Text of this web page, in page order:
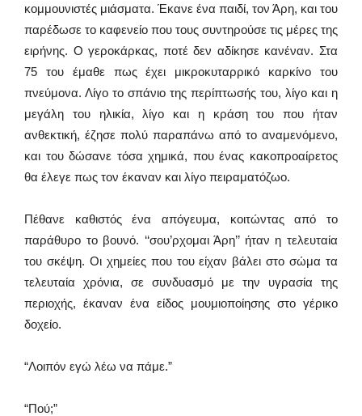
κομμουνιστές μιάσματα. Έκανε ένα παιδί, τον Άρη, και του
παρέδωσε το καφενείο που τους συντηρούσε τις μέρες της
ειρήνης. Ο γεροκάρκας, ποτέ δεν αδίκησε κανέναν. Στα
75 του έμαθε πως έχει μικροκυταρρικό καρκίνο του
πνεύμονα. Λίγο το σπάνιο της περίπτωσής του, λίγο και η
μεγάλη του ηλικία, λίγο και η κράση του που ήταν
ανθεκτική, έζησε πολύ παραπάνω από το αναμενόμενο,
και του δώσανε τόσα χημικά, που ένας κακοπροαίρετος
θα έλεγε πως τον έκαναν και λίγο πειραματόζωο.
Πέθανε καθιστός ένα απόγευμα, κοιτώντας από το
παράθυρο το βουνό. ‘‘σου’ρχομαι Άρη’’ ήταν η τελευταία
του σκέψη. Οι χημείες που του είχαν βάλει στο σώμα τα
τελευταία χρόνια, σε συνδυασμό με την υγρασία της
περιοχής, έκαναν ένα είδος μουμιοποίησης στο γέρικο
δοχείο.
“Λοιπόν εγώ λέω να πάμε.”
“Πού;”